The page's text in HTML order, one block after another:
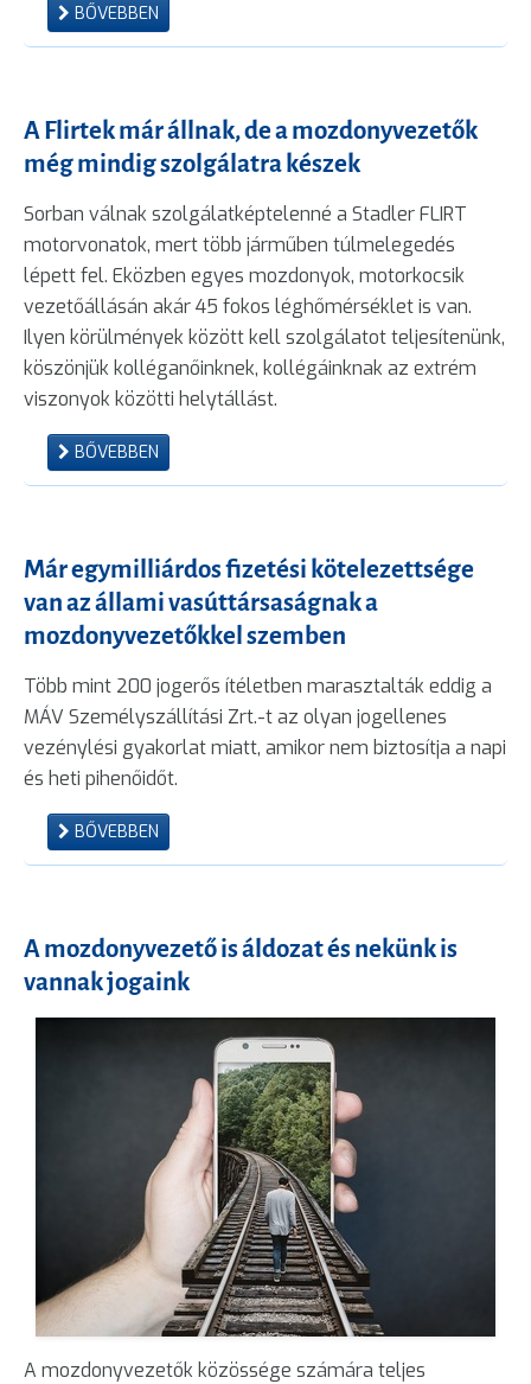
BŐVEBBEN
A Flirtek már állnak, de a mozdonyvezetők
még mindig szolgálatra készek
Sorban válnak szolgálatképtelenné a Stadler FLIRT
motorvonatok, mert több járműben túlmelegedés
lépett fel. Eközben egyes mozdonyok, motorkocsik
vezetőállásán akár 45 fokos léghőmérséklet is van.
Ilyen körülmények között kell szolgálatot teljesítenünk,
köszönjük kolléganőinknek, kollégáinknak az extrém
viszonyok közötti helytállást.
BŐVEBBEN
Már egymilliárdos fizetési kötelezettsége
van az állami vasúttársaságnak a
mozdonyvezetőkkel szemben
Több mint 200 jogerős ítéletben marasztalták eddig a
MÁV Személyszállítási Zrt.-t az olyan jogellenes
vezénylési gyakorlat miatt, amikor nem biztosítja a napi
és heti pihenőidőt.
BŐVEBBEN
A mozdonyvezető is áldozat és nekünk is
vannak jogaink
A mozdonyvezetők közössége számára teljes